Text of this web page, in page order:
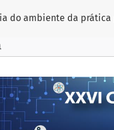
do Artigo
do ambiente da prática